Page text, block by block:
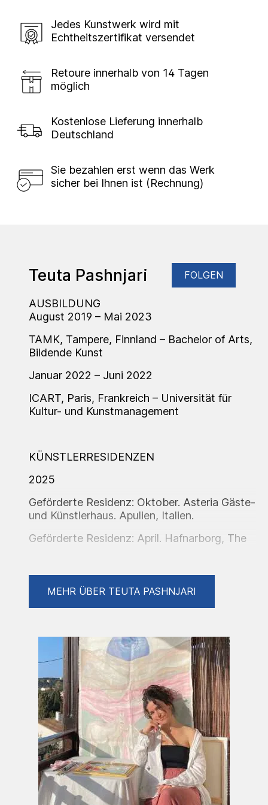
Jedes Kunstwerk wird mit
Echtheitszertifikat versendet
Retoure innerhalb von 14 Tagen
möglich
Kostenlose Lieferung innerhalb
Deutschland
Sie bezahlen erst wenn das Werk
sicher bei Ihnen ist (Rechnung)
Teuta Pashnjari FOLGEN
AUSBILDUNG
August 2019 – Mai 2023
TAMK, Tampere, Finnland – Bachelor of Arts,
Bildende Kunst
Januar 2022 – Juni 2022
ICART, Paris, Frankreich – Universität für
Kultur- und Kunstmanagement
KÜNSTLERRESIDENZEN
2025
Geförderte Residenz: Oktober. Asteria Gäste-
und Künstlerhaus. Apulien, Italien.
Geförderte Residenz: April. Hafnarborg, The
2024
Projektresidenz: Oktober. Nes Artist
Projektresidenz: August, September. Hub
Feenix Residency. Meltola, Finnland.
Projektresidenz: Juni, Juli. Culterim Gallery.
Berlin, Deutschland.
Napoleon Akademie: April. Napoleon
Komplex. Berlin, Deutschland.
2023
Projektresidenz: Juli. Culterim Gallery. Berlin-
Brandenburg, Deutschland.
MEHR ÜBER TEUTA PASHNJARI